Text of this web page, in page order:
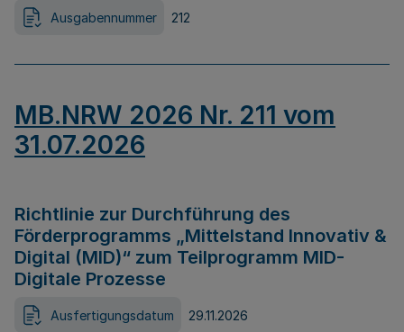
Ausgabennummer 212
MB.NRW 2026 Nr. 211 vom
31.07.2026
Richtlinie zur Durchführung des
Förderprogramms „Mittelstand Innovativ &
Digital (MID)“ zum Teilprogramm MID-
Digitale Prozesse
Ausfertigungsdatum 29.11.2026